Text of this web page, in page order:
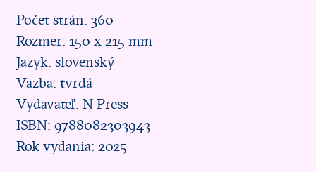
Počet strán: 360
Rozmer: 150 x 215 mm
Jazyk: slovenský
Väzba: tvrdá
Vydavateľ: N Press
ISBN: 9788082303943
Rok vydania: 2025